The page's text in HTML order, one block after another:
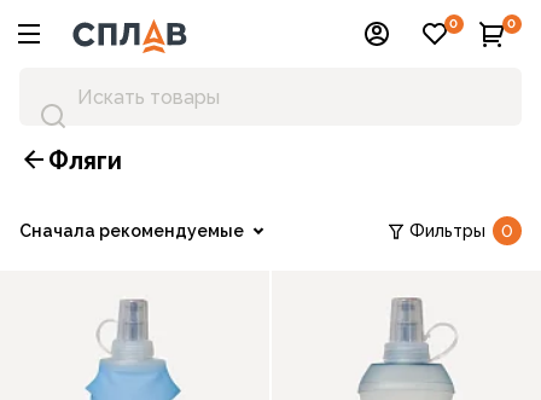
0 0
Фляги
Сначала рекомендуемые Фильтры 0